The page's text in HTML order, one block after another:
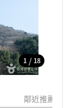
1 / 18
鄰近推薦景點